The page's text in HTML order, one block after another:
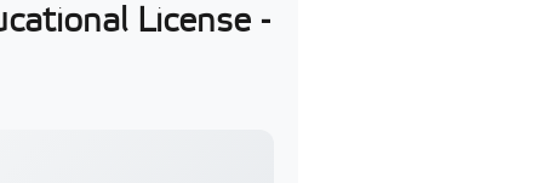
License -